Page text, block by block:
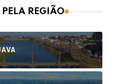
PELA REGIÃO